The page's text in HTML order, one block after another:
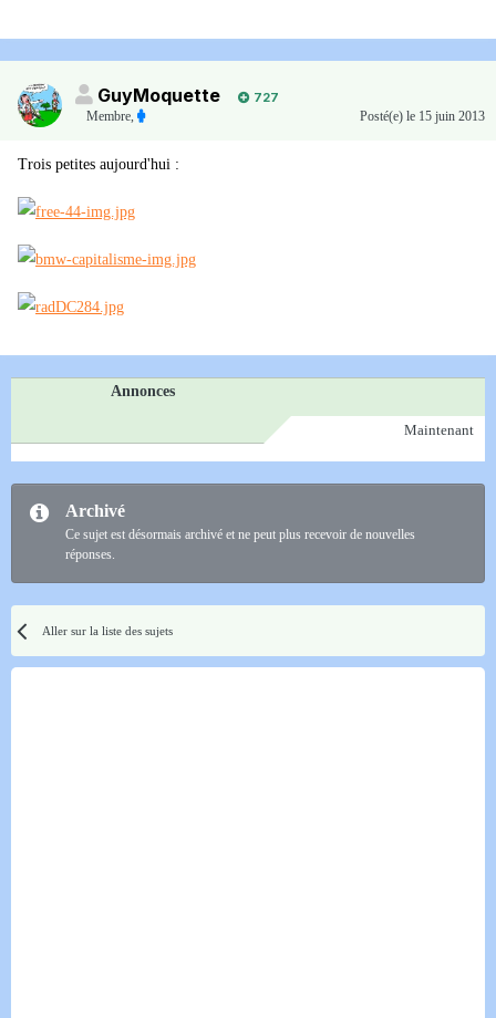
GuyMoquette
727
Membre, Posté(e) le 15 juin 2013
Trois petites aujourd'hui :
Annonces
Maintenant
Archivé
Ce sujet est désormais archivé et ne peut plus recevoir de nouvelles
réponses.
Aller sur la liste des sujets